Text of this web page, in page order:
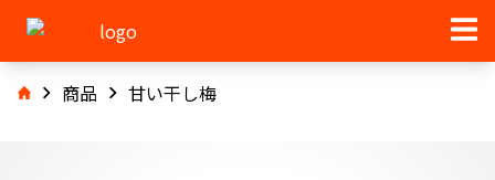
商品 甘い干し梅